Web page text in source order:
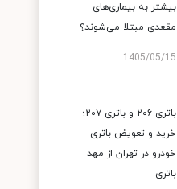
بیشتر به بیماری‌های
مقعدی مبتلا می‌شوند؟
1405/05/15
باتری ۲۰۶ و باتری ۲۰۷؛
خرید و تعویض باتری
خودرو در تهران از مهد
باتری